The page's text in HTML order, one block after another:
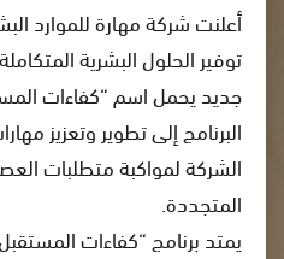
أعلنت شركة مهارة للموارد
توفير الحلول البشرية
جديد يحمل اسم “كفاءات
البرنامج إلى تطوير وتعزيز
الشركة لمواكبة متطلبات
المتجددة.
يمتد برنامج “كفاءات